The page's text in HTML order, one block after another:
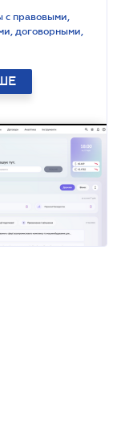
с правовыми,
договорными,